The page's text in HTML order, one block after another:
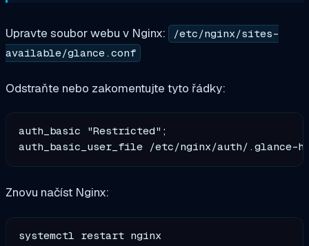
Upravte soubor webu v Nginx:
/etc/nginx/sites-
available/glance.conf
Odstraňte nebo zakomentujte tyto řádky:
auth_basic "Restricted";
Znovu načíst Nginx: